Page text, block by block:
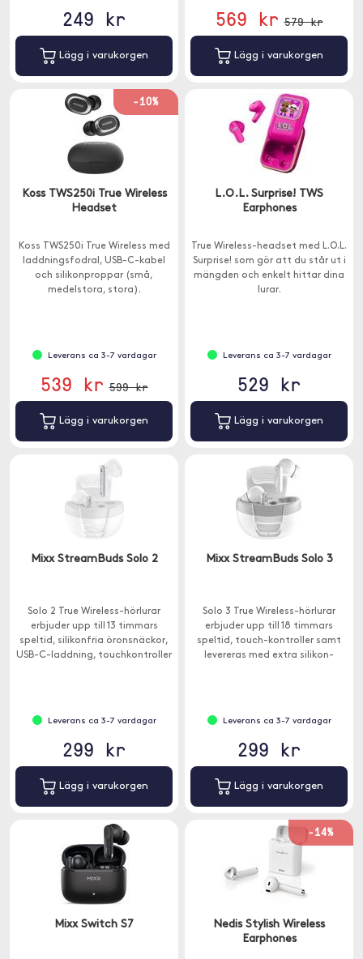
249 kr
Lägg i varukorgen
569 kr 579 kr
Lägg i varukorgen
-10%
Koss TWS250i True Wireless
Headset
Koss TWS250i True Wireless med
laddningsfodral, USB-C-kabel
och silikonproppar (små,
medelstora, stora).
Leverans ca 3-7 vardagar
539 kr 599 kr
Lägg i varukorgen
L.O.L. Surprise! TWS
Earphones
True Wireless-headset med L.O.L.
Surprise! som gör att du står ut i
mängden och enkelt hittar dina
lurar.
Leverans ca 3-7 vardagar
529 kr
Lägg i varukorgen
Mixx StreamBuds Solo 2
Solo 2 True Wireless-hörlurar
erbjuder upp till 13 timmars
speltid, silikonfria öronsnäckor,
USB-C-laddning, touchkontroller
Leverans ca 3-7 vardagar
299 kr
Lägg i varukorgen
Mixx StreamBuds Solo 3
Solo 3 True Wireless-hörlurar
erbjuder upp till 18 timmars
speltid, touch-kontroller samt
levereras med extra silikon-
Leverans ca 3-7 vardagar
299 kr
Lägg i varukorgen
Mixx Switch S7
-14%
Nedis Stylish Wireless
Earphones